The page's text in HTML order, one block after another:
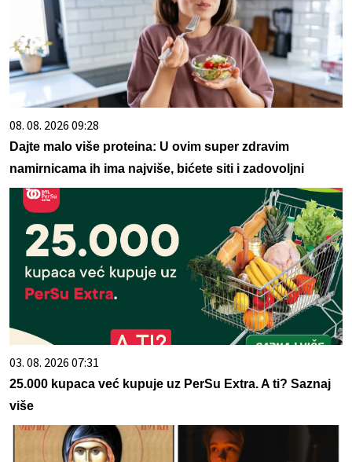
08. 08. 2026 09:28
Dajte malo više proteina: U ovim super zdravim
namirnicama ih ima najviše, bićete siti i zadovoljni
03. 08. 2026 07:31
25.000 kupaca već kupuje uz PerSu Extra. A ti? Saznaj
više